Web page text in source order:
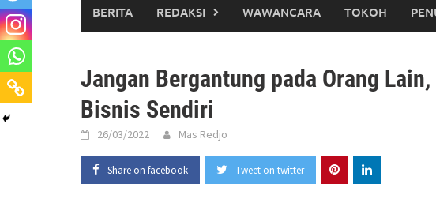
BERITA REDAKSI WAWANCARA TOKOH
Jangan Bergantung pada Orang
Bisnis Sendiri
26/03/2022 Mas Redjo
Share on facebook Tweet on twitter